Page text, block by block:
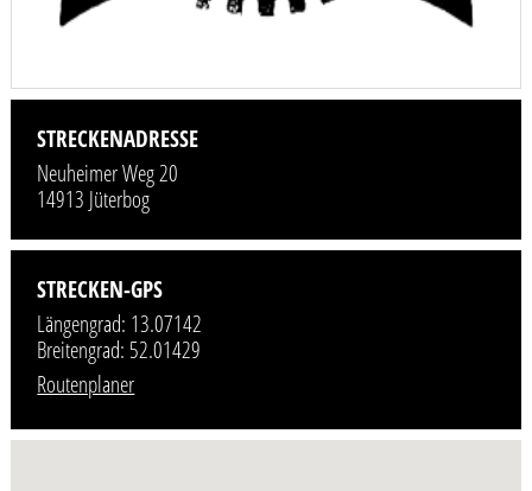
STRECKENADRESSE
Neuheimer Weg 20
14913 Jüterbog
STRECKEN-GPS
Längengrad: 13.07142
Breitengrad: 52.01429
Routenplaner